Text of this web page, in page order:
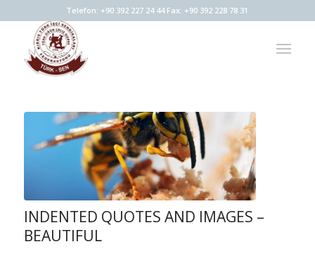
Telefon: +90 392 227 24 44 Fax: +90 392 228 78 31
INDENTED QUOTES AND IMAGES –
BEAUTIFUL